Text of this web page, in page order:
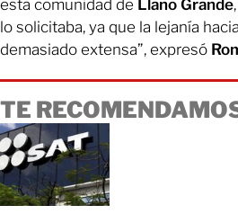
esta comunidad de Llano Grande
lo solicitaba, ya que la lejanía
demasiado extensa”, expresó
TE